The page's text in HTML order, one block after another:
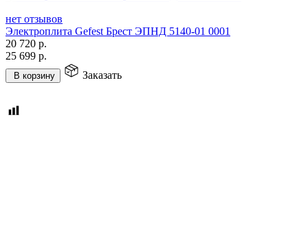
нет отзывов
Электроплита Gefest Брест ЭПНД 5140-01 0001
20 720 р.
25 699 р.
В корзину Заказать